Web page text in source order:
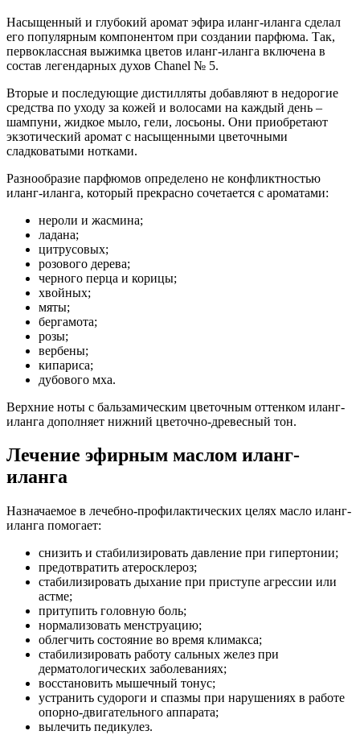
Насыщенный и глубокий аромат эфира иланг-иланга сделал
его популярным компонентом при создании парфюма. Так,
первоклассная выжимка цветов иланг-иланга включена в
состав легендарных духов Chanel № 5.
Вторые и последующие дистилляты добавляют в недорогие
средства по уходу за кожей и волосами на каждый день –
шампуни, жидкое мыло, гели, лосьоны. Они приобретают
экзотический аромат с насыщенными цветочными
сладковатыми нотками.
Разнообразие парфюмов определено не конфликтностью
иланг-иланга, который прекрасно сочетается с ароматами:
нероли и жасмина;
ладана;
цитрусовых;
розового дерева;
черного перца и корицы;
хвойных;
мяты;
бергамота;
розы;
вербены;
кипариса;
дубового мха.
Верхние ноты с бальзамическим цветочным оттенком иланг-
иланга дополняет нижний цветочно-древесный тон.
Лечение эфирным маслом иланг-
иланга
Назначаемое в лечебно-профилактических целях масло иланг-
иланга помогает:
снизить и стабилизировать давление при гипертонии;
предотвратить атеросклероз;
стабилизировать дыхание при приступе агрессии или
астме;
притупить головную боль;
нормализовать менструацию;
облегчить состояние во время климакса;
стабилизировать работу сальных желез при
дерматологических заболеваниях;
восстановить мышечный тонус;
устранить судороги и спазмы при нарушениях в работе
опорно-двигательного аппарата;
вылечить педикулез.